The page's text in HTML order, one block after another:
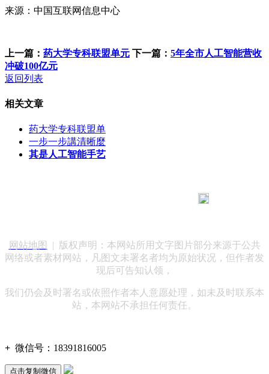
来源：中国互联网信息中心
上一篇： 药大学专科联盟单元 下一篇： 5年全市人工智能营收
冲破100亿元
返回列表
相关文章
药大学专科联盟单
一步一步講清晰麼
其是人工智能手艺
网站地图
| 版权声明：本网站所用文字图片部分来源于公共
网络或者素材网站，凡图文未署名者均为原始状况，但作者发
现后可告知认领，
我们仍会及时署名或依照作者本人意愿处理，如未及时联系本
站，本网站不承担任何责任。
+ 微信号： 18391816005
点击复制微信